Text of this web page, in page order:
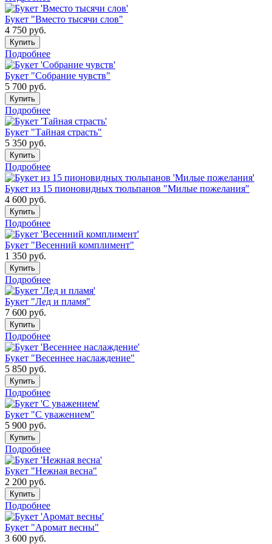
Букет "Вместо тысячи слов"
4 750 руб.
Купить
Подробнее
Букет "Собрание чувств"
5 700 руб.
Купить
Подробнее
Букет "Тайная страсть"
5 350 руб.
Купить
Подробнее
Букет из 15 пионовидных тюльпанов "Милые пожелания"
4 600 руб.
Купить
Подробнее
Букет "Весенний комплимент"
1 350 руб.
Купить
Подробнее
Букет "Лед и пламя"
7 600 руб.
Купить
Подробнее
Букет "Весеннее наслаждение"
5 850 руб.
Купить
Подробнее
Букет "С уважением"
5 900 руб.
Купить
Подробнее
Букет "Нежная весна"
2 200 руб.
Купить
Подробнее
Букет "Аромат весны"
3 600 руб.